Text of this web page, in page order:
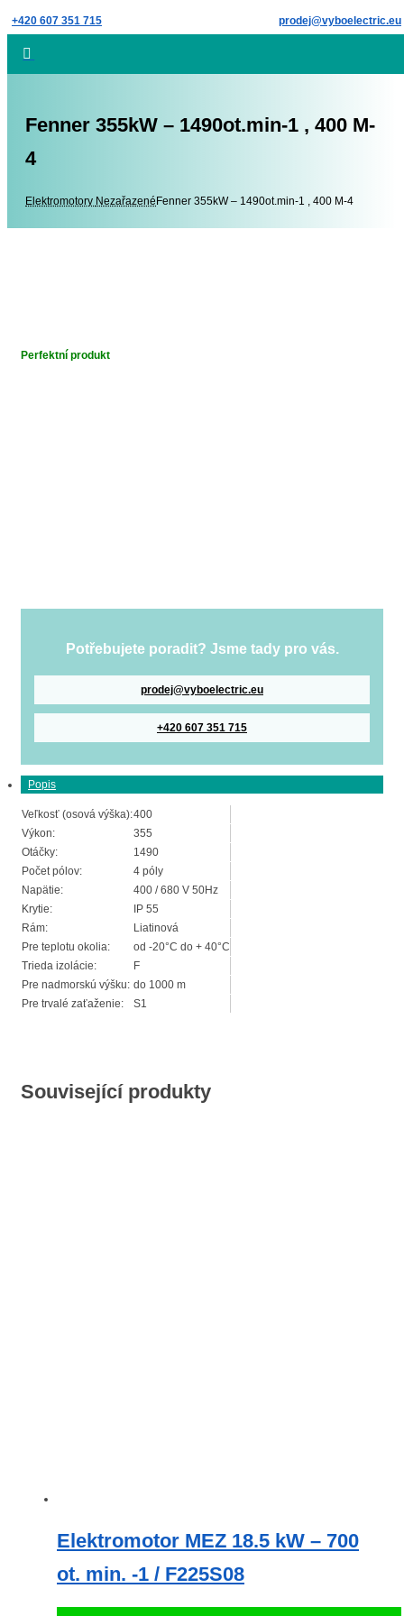
Skip
to
content
+420 607 351 715 prodej@vyboelectric.eu
Fenner 355kW – 1490ot.min-1 , 400 M-
4
Elektromotory Elektromotory
NezařazenéFenner 355kW – 1490ot.min-1 , 400 M-4
Perfektní produkt
Potřebujete poradit? Jsme tady pro vás.
prodej@vyboelectric.eu
+420 607 351 715
Popis
Veľkosť (osová výška):400
Výkon:
355
Otáčky:
1490
Počet pólov:
4 póly
Napätie:
400 / 680 V 50Hz
Krytie:
IP 55
Rám:
Liatinová
Pre teplotu okolia:
od -20°C do + 40°C
Trieda izolácie:
F
Pre nadmorskú výšku: do 1000 m
Pre trvalé zaťaženie:
S1
Související produkty
Elektromotor MEZ 18.5 kW – 700
ot. min. -1 / F225S08